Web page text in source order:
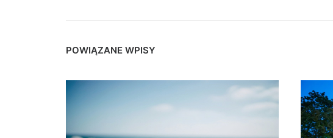
POWIĄZANE WPISY